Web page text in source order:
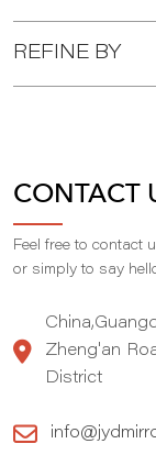
REFINE BY
CONTACT
Feel free to contact
or simply to say
Zheng'an
District